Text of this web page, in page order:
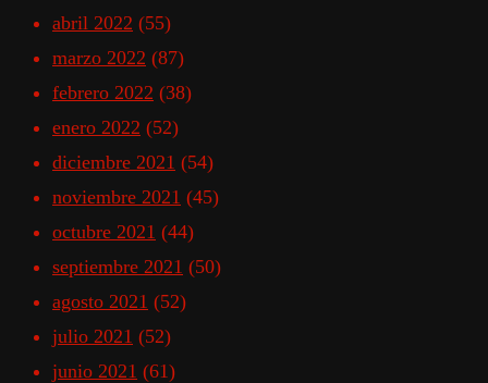
abril 2022 (55)
marzo 2022 (87)
febrero 2022 (38)
enero 2022 (52)
diciembre 2021 (54)
noviembre 2021 (45)
octubre 2021 (44)
septiembre 2021 (50)
agosto 2021 (52)
julio 2021 (52)
junio 2021 (61)